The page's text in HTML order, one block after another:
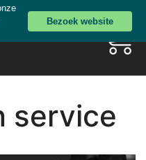
Mijn
Zoeken
service
Bezoek website